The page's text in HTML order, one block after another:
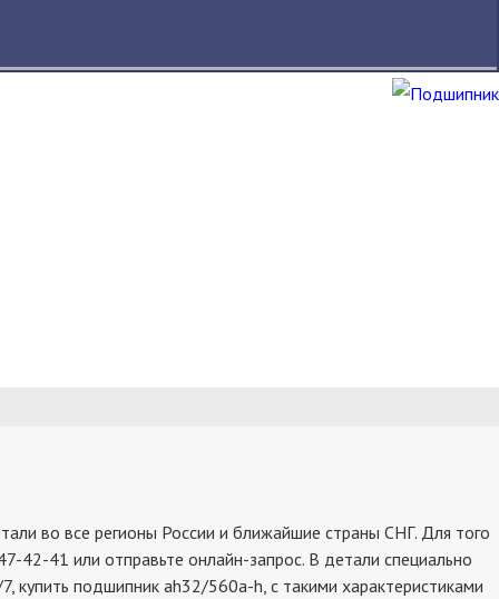
во все регионы России и ближайшие страны СНГ. Для того
41 или отправьте онлайн-запрос. В детали специально
купить подшипник ah32/560a-h, с такими характеристиками